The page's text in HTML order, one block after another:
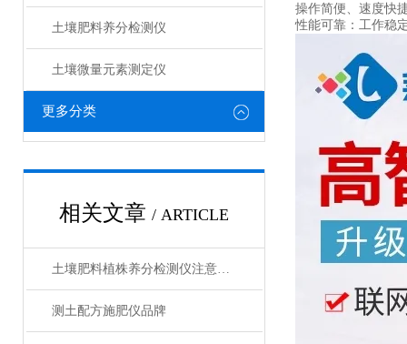
土壤肥料养分检测仪​
土壤微量元素测定仪
更多分类
相关文章 / ARTICLE
土壤肥料植株养分检测仪注意事项
测土配方施肥仪品牌
操作简便、速度快
性能可靠：工作稳